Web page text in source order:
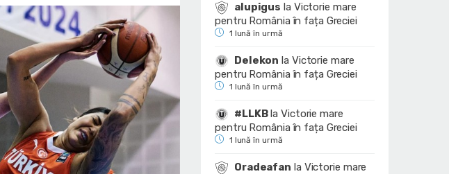
alupigus la Victorie mare
pentru România în fața Greciei
1 lună în urmă
Delekon la Victorie mare
pentru România în fața Greciei
1 lună în urmă
#LLKBlaVictorie mare
pentru România în fața Greciei
1 lună în urmă
Oradeafan la Victorie mare